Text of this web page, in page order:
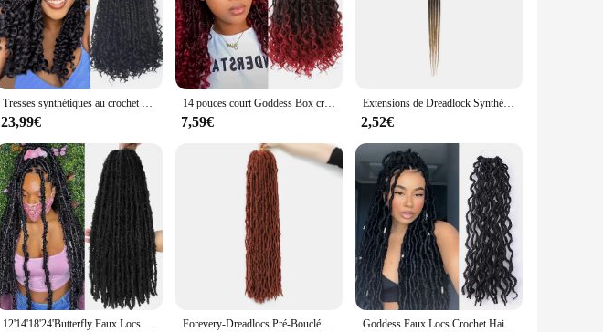
Tresses synthétiques au crochet pour femmes noires, boîte à cheveux au crochet, déesse bohème, extrémités bouclées, 10 ", 8 paquets
23,99€
14 pouces court Goddess Box crochet tressé cheveux ombre brun gris bohème crochet Box tressé boucles 1B 30 synthétique tressé cheveux
7,59€
Extensions de Dreadlock Synthétiques au Crochet, 5 Brins de 24 Pouces, Cheveux de Type Humain, Blond Ombré
2,52€
12'14'18'24'Butterfly Faux Locs Crochet Cheveux Tordus Boho Locs Tressage Cheveux En Détresse Meche Doux Papillon Serrures Crochet Tresse meche cheveux a tresser crochets braids cheveux Forevery-Dreadlocs Pré-Bouclés pour Femmes Noires, Tresses au Crochet Doux, Déesse Locs, 36 ", 6 Paquets Goddess Faux Locs Crochet Hair, Dreadlocks doux et bouclés, Extensions de cheveux, Tressage synthétique, Ombre Crochet Locs, Tresses en gros